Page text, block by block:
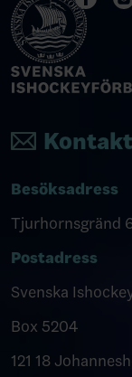
Besöksadress
Tjurhornsgränd
Postadress
Svenska
Box 5204
121 18